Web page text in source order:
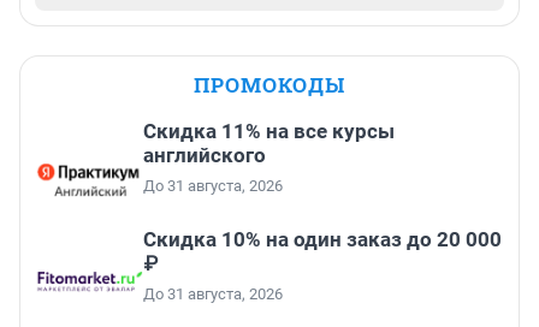
ПРОМОКОДЫ
Скидка 11% на все курсы
английского
До 31 августа, 2026
Скидка 10% на один заказ до 20 000
₽
До 31 августа, 2026